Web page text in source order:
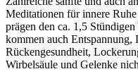
Meditationen für innere
prägen den ca. 1,5
kommen auch Entspannung,
Rückengesundheit,
Wirbelsäule und Gelenke